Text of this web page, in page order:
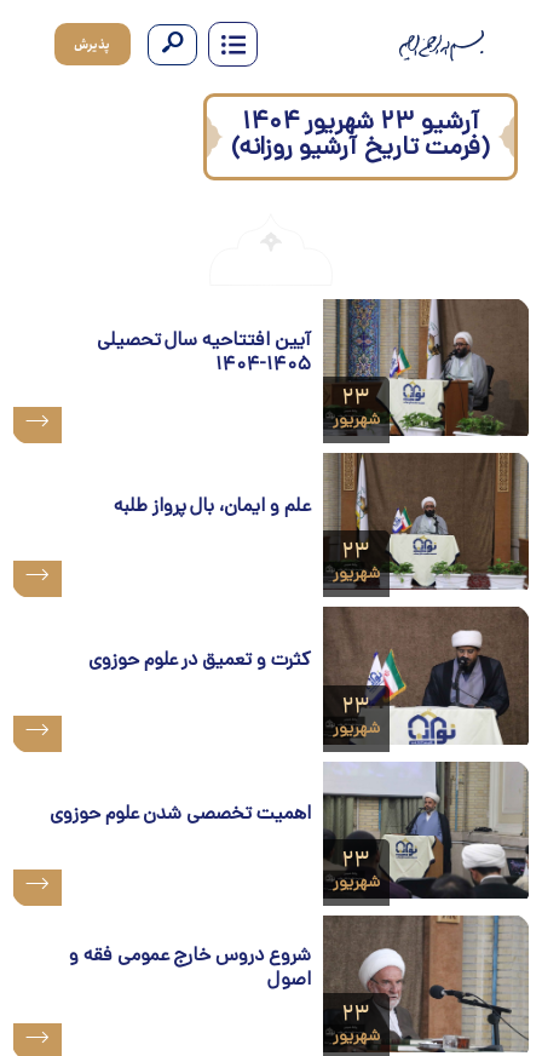
آرشیو ۲۳ شهریور ۱۴۰۴
(فرمت تاریخ آرشیو روزانه)
۲۳
شهریور
آیین افتتاحیه سال تحصیلی
۱۴۰۵-۱۴۰۴
۲۳
شهریور
علم و ایمان، بال پرواز طلبه
۲۳
شهریور
کثرت و تعمیق در علوم حوزوی
۲۳
شهریور
اهمیت تخصصی شدن علوم حوزوی
۲۳
شهریور
شروع دروس خارج عمومی فقه و
اصول